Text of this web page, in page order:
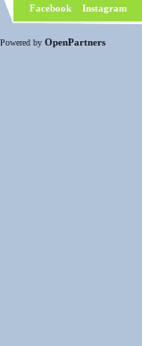
Facebook Instagram
Powered by OpenPartners